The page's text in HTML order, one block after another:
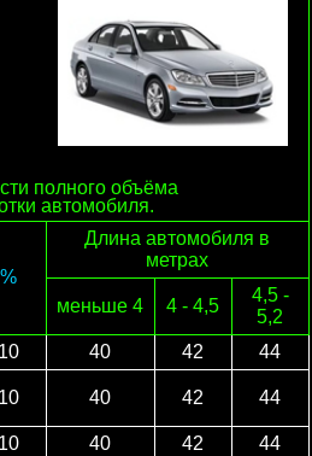
полного объёма
автомобиля.
%
Длина автомобиля в
метрах
меньше 4 4 - 4,5
4,5 -
5,2
10 40 42
44
10 40 42 44
10 40 42
44